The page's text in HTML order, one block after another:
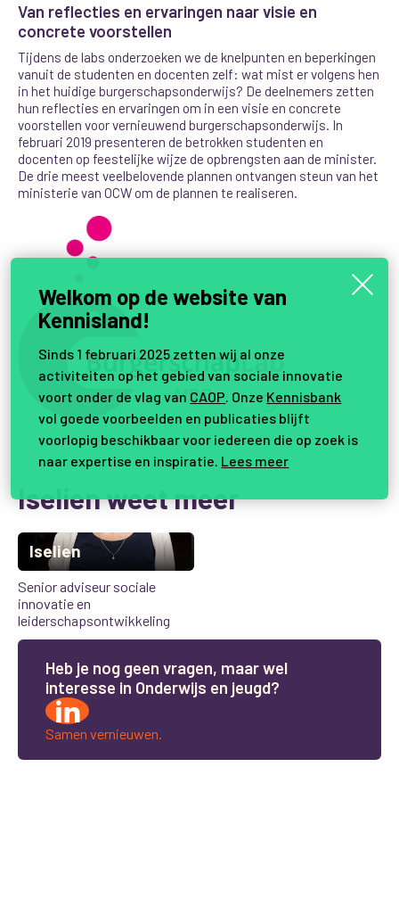
Van reflecties en ervaringen naar visie en
concrete voorstellen
Tijdens de labs onderzoeken we de knelpunten en beperkingen
vanuit de studenten en docenten zelf: wat mist er volgens hen
in het huidige burgerschapsonderwijs? De deelnemers zetten
hun reflecties en ervaringen om in een visie en concrete
voorstellen voor vernieuwend burgerschapsonderwijs. In
februari 2019 presenteren de betrokken studenten en
docenten op feestelijke wijze de opbrengsten aan de minister.
De drie meest veelbelovende plannen ontvangen steun van het
ministerie van OCW om de plannen te realiseren.
Iselien weet meer
Iselien
Senior adviseur sociale
innovatie en
leiderschapsontwikkeling
Heb je nog geen vragen, maarwel
interesse in Onderwijs en jeugd?
Samen vernieuwen.
Welkom op de website van
Kennisland!
Sinds 1 februari 2025 zetten wij al onze
activiteiten op het gebied van sociale innovatie
voort onder de vlag van CAOP . Onze Kennisbank
vol goede voorbeelden en publicaties blijft
voorlopig beschikbaar voor iedereen die op zoek is
naar expertise en inspiratie. Lees meer